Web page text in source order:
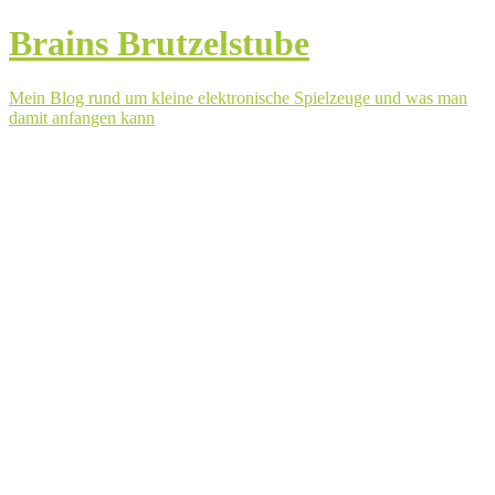
Brains Brutzelstube
Mein Blog rund um kleine elektronische Spielzeuge und was man
damit anfangen kann